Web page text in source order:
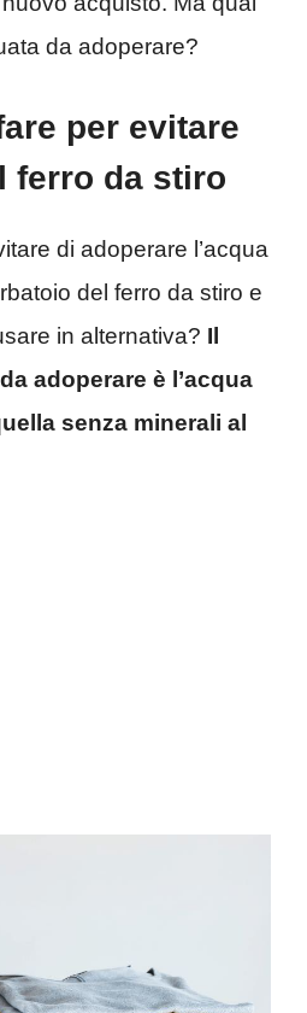
da adoperare?
per evitare
ferro da stiro
di adoperare l’acqua
del ferro da stiro e
in alternativa? Il
adoperare è l’acqua
senza minerali al